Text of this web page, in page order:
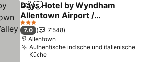
TeilenZu Favoriten hinzufügen
Days Hotel by Wyndham
Allentown Airport /
Lehigh Valley
Preise sehen
3 Sterne
7.0
7’548
Allentown
Authentische indische und italienische
Küche